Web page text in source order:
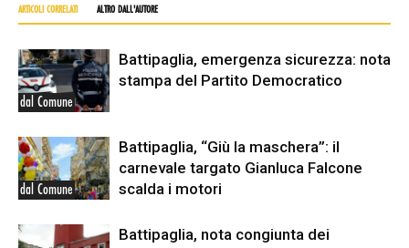
ARTICOLI CORRELATI ALTRO DALL'AUTORE
dal Comune
Battipaglia, emergenza sicurezza: nota
stampa del Partito Democratico
dal Comune
Battipaglia, “Giù la maschera”: il
carnevale targato Gianluca Falcone
scalda i motori
Battipaglia, nota congiunta dei